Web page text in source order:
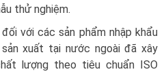
thử nghiệm.
với các sản phẩm nhập khẩu
xuất tại nước ngoài đã xây
lượng theo tiêu chuẩn ISO